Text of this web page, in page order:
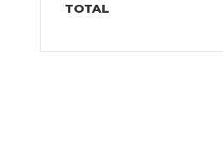
TOTAL